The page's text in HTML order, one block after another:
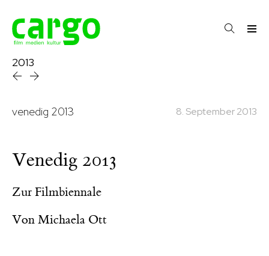
2013
venedig 2013 8. September 2013
Venedig 2013
Zur Filmbiennale
Von Michaela Ott